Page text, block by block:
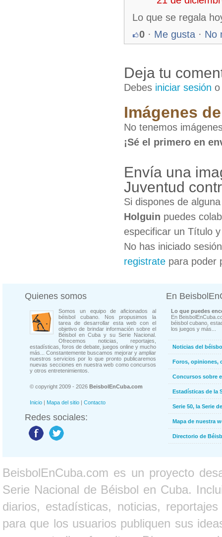
Lo que se regala
0 · Me gusta · No
Deja tu
Debes iniciar sesión
Imágenes
No tenemos
¡Sé el primero en
Envía una
Juventud
Si dispones de
Holguin puedes
especificar un Título
No has iniciado
registrate para poder
Quienes somos
Somos un equipo de aficionados al
béisbol cubano. Nos propusimos la
tarea de desarrollar esta web con el
objetivo de brindar información sobre el
Béisbol en Cuba y su Serie Nacional.
Ofrecemos noticias, reportajes,
estadísticas, foros de debate, juegos online y mucho
más... Constantemente buscamos mejorar y ampliar
nuestros servicios por lo que pronto publicaremos
nuevas secciones en nuestra web como concursos
y otros entretenimientos.
© copyright 2009 - 2026 BeisbolEnCuba.com
Inicio | Mapa del sitio | Contacto
Redes sociales:
En
Lo que puedes
En
béisbol cubano,
los juegos y más...
Noticias del
Foros, opiniones,
Concursos sobre
Estadísticas de la
Serie 50, la Serie
Mapa de nuestra
Directorio de
BeisbolEnCuba.com es un proyecto
Serie Nacional de Béisbol en Cuba.
diarios, estadísticas, noticias,
para que los usuarios publiquen sus